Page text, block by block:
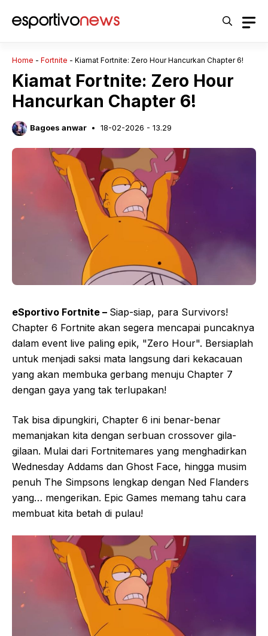
Home - Fortnite - Kiamat Fortnite: Zero Hour Hancurkan Chapter 6!
Kiamat Fortnite: Zero Hour
Hancurkan Chapter 6!
Bagoes anwar 18-02-2026 - 13.29
eSportivo Fortnite – Siap-siap, para Survivors!
Chapter 6 Fortnite akan segera mencapai puncaknya
dalam event live paling epik, "Zero Hour". Bersiaplah
untuk menjadi saksi mata langsung dari kekacauan
yang akan membuka gerbang menuju Chapter 7
dengan gaya yang tak terlupakan!
Tak bisa dipungkiri, Chapter 6 ini benar-benar
memanjakan kita dengan serbuan crossover gila-
gilaan. Mulai dari Fortnitemares yang menghadirkan
Wednesday Addams dan Ghost Face, hingga musim
penuh The Simpsons lengkap dengan Ned Flanders
yang… mengerikan. Epic Games memang tahu cara
membuat kita betah di pulau!